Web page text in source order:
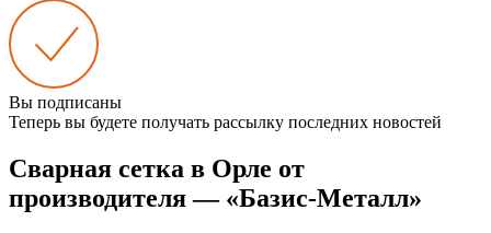
Вы подписаны
Теперь вы будете получать рассылку последних новостей
Сварная сетка в Орле от
производителя — «Базис-Металл»